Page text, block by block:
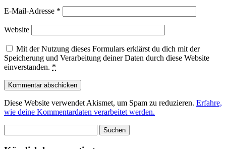
E-Mail-Adresse *
Website
Mit der Nutzung dieses Formulars erklärst du dich mit der
Speicherung und Verarbeitung deiner Daten durch diese Website
einverstanden. *
Diese Website verwendet Akismet, um Spam zu reduzieren. Erfahre,
wie deine Kommentardaten verarbeitet werden.
nach: